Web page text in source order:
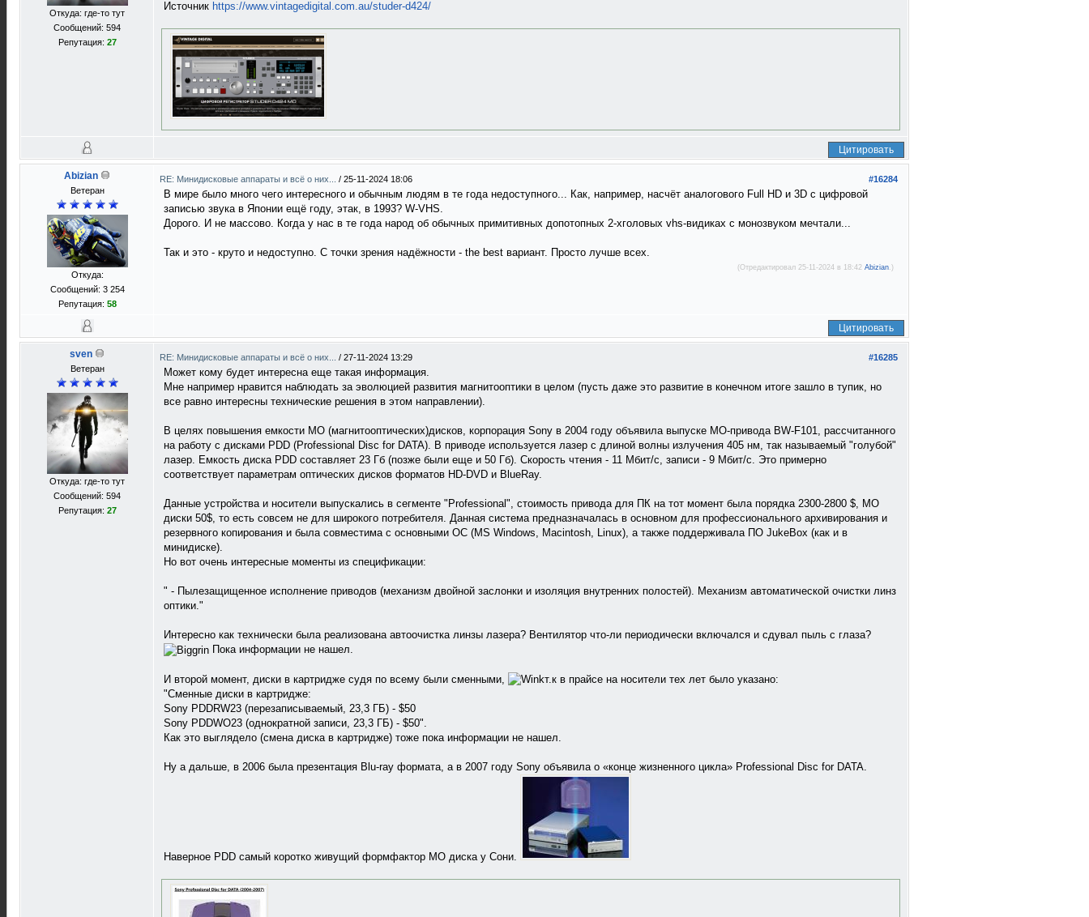
Откуда: где-то тут
Сообщений: 594
Репутация: 27
Источник https://www.vintagedigital.com.au/studer-d424/
Цитировать
Abizian
Ветеран
Откуда:
Сообщений: 3 254
Репутация: 58
#16284
RE: Минидисковые аппараты и всё о них... / 25-11-2024 18:06
В мире было много чего интересного и обычным людям в те года недоступного... Как, например, насчёт аналогового Full HD и 3D с цифровой
записью звука в Японии ещё году, этак, в 1993? W-VHS.
Дорого. И не массово. Когда у нас в те года народ об обычных примитивных допотопных 2-хголовых vhs-видиках с монозвуком мечтали...
Так и это - круто и недоступно. С точки зрения надёжности - the best вариант. Просто лучше всех.
(Отредактировал 25-11-2024 в 18:42 Abizian.)
Цитировать
sven
Ветеран
Откуда: где-то тут
Сообщений: 594
Репутация: 27
#16285
RE: Минидисковые аппараты и всё о них... / 27-11-2024 13:29
Может кому будет интересна еще такая информация.
Мне например нравится наблюдать за эволюцией развития магнитооптики в целом (пусть даже это развитие в конечном итоге зашло в тупик, но
все равно интересны технические решения в этом направлении).
В целях повышения емкости МО (магнитооптических)дисков, корпорация Sony в 2004 году объявила выпуске МО-привода BW-F101, рассчитанного
на работу с дисками PDD (Professional Disc for DATA). В приводе используется лазер с длиной волны излучения 405 нм, так называемый "голубой"
лазер. Емкость диска PDD составляет 23 Гб (позже были еще и 50 Гб). Скорость чтения - 11 Мбит/с, записи - 9 Мбит/с. Это примерно
соответствует параметрам оптических дисков форматов HD-DVD и BlueRay.
Данные устройства и носители выпускались в сегменте "Professional", стоимость привода для ПК на тот момент была порядка 2300-2800 $, МО
диски 50$, то есть совсем не для широкого потребителя. Данная система предназначалась в основном для профессионального архивирования и
резервного копирования и была совместима с основными ОС (MS Windows, Macintosh, Linux), а также поддерживала ПО JukeBox (как и в
минидиске).
Но вот очень интересные моменты из спецификации:
" - Пылезащищенное исполнение приводов (механизм двойной заслонки и изоляция внутренних полостей). Механизм автоматической очистки линз
оптики."
Интересно как технически была реализована автоочистка линзы лазера? Вентилятор что-ли периодически включался и сдувал пыль с глаза?
Пока информации не нашел.
И второй момент, диски в картридже судя по всему были сменными,
т.к в прайсе на носители тех лет было указано:
"Сменные диски в картридже:
Sony PDDRW23 (перезаписываемый, 23,3 ГБ) - $50
Sony PDDWO23 (однократной записи, 23,3 ГБ) - $50".
Как это выглядело (смена диска в картридже) тоже пока информации не нашел.
Ну а дальше, в 2006 была презентация Blu-ray формата, а в 2007 году Sony объявила о «конце жизненного цикла» Professional Disc for DATA.
Наверное PDD самый коротко живущий формфактор MO диска у Сони.